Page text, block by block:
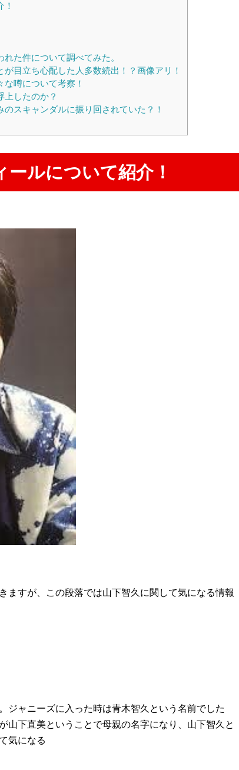
た件について調べてみた。
目立ち心配した人多数続出！？画像アリ！
噂について考察！
上したのか？
スキャンダルに振り回されていた？！
ルについて紹介！
ますが、この段落では山下智久に関して気になる情報
ジャニーズに入った時は青木智久という名前でした
山下直美ということで母親の名字になり、山下智久と
気になる